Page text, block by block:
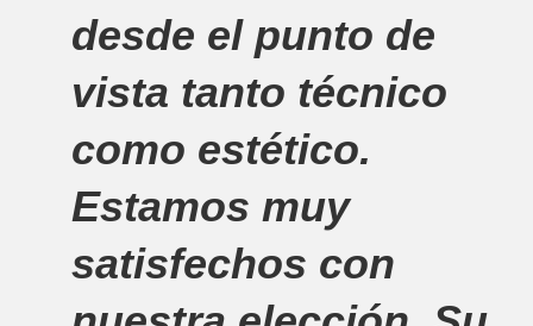
desde el punto de
vista tanto técnico
como estético.
Estamos muy
satisfechos con